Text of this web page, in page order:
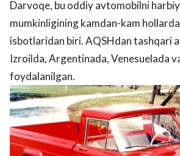
Darvoqe, bu oddiy avtomobilni
mumkinligining kamdan-kam
isbotlaridan biri. AQSHdan tashqari
Izroilda, Argentinada, Venesuelada
foydalanilgan.